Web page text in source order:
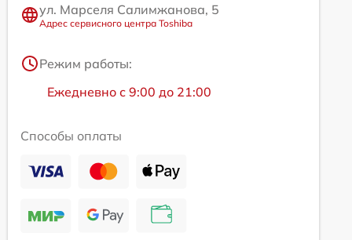
ул. Марселя Салимжанова, 5
Адрес сервисного центра Toshiba
Режим работы:
Ежедневно с 9:00 до 21:00
Способы оплаты